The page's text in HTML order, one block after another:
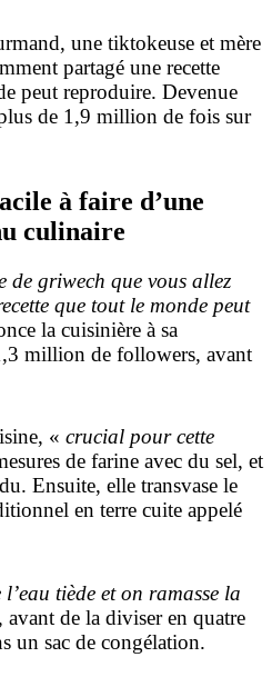
une tiktokeuse et mère
partagé une recette
peut reproduire. Devenue
de 1,9 million de fois sur
à faire d’une
culinaire
de griwech que vous allez
que tout le monde peut
la cuisinière à sa
million de followers, avant
« crucial pour cette
de farine avec du sel, et
Ensuite, elle transvase le
en terre cuite appelé
tiède et on ramasse la
avant de la diviser en quatre
un sac de congélation.